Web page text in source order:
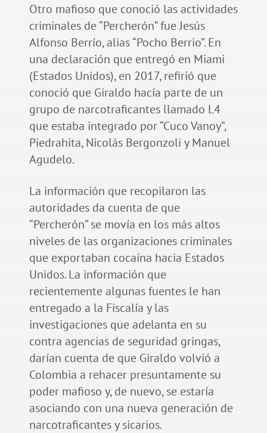
Otro mafioso que conoció las actividades
criminales de “Percherón” fue Jesús
Alfonso Berrío, alias “Pocho Berrio”. En
una declaración que entregó en Miami
(Estados Unidos), en 2017, refirió que
conoció que Giraldo hacía parte de un
grupo de narcotraficantes llamado L4
que estaba integrado por “Cuco Vanoy”,
Piedrahita, Nicolás Bergonzoli y Manuel
Agudelo.
La información que recopilaron las
autoridades da cuenta de que
“Percherón” se movía en los más altos
niveles de las organizaciones criminales
que exportaban cocaína hacia Estados
Unidos. La información que
recientemente algunas fuentes le han
entregado a la Fiscalía y las
investigaciones que adelanta en su
contra agencias de seguridad gringas,
darían cuenta de que Giraldo volvió a
Colombia a rehacer presuntamente su
poder mafioso y, de nuevo, se estaría
asociando con una nueva generación de
narcotraficantes y sicarios.